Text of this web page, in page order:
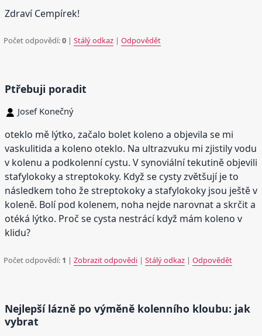
Zdraví Cempírek!
Počet odpovědí:0 |Stálý odkaz |Odpovědět
Ptřebuji poradit
Josef Konečný
oteklo mě lýtko, začalo bolet koleno a objevila se mi
vaskulitida a koleno oteklo. Na ultrazvuku mi zjistily vodu
v kolenu a podkolenní cystu. V synoviální tekutině objevili
stafylokoky a streptokoky. Když se cysty zvětšují je to
následkem toho že streptokoky a stafylokoky jsou ještě v
koleně. Bolí pod kolenem, noha nejde narovnat a skrčit a
otéká lýtko. Proč se cysta nestrácí když mám koleno v
klidu?
Počet odpovědí: 1 |Zobrazit odpovědi |Stálý odkaz |Odpovědět
Nejlepší lázně po výměně kolenního kloubu: jak
vybrat